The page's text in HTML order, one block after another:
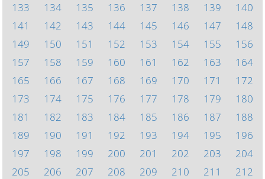
133
134 135 136 137 138 139
140
141
142 143 144 145 146 147
148
149
150 151 152 153 154 155
156
157
158 159 160 161 162 163
164
165
166 167 168 169 170 171
172
173
174 175 176 177 178 179
180
181
182 183 184 185 186 187
188
189
190 191 192 193 194 195
196
197
198 199 200 201 202 203
204
205
206 207 208 209 210 211
212